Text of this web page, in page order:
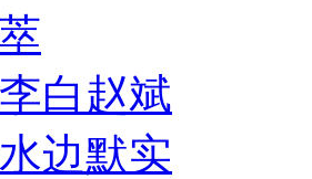
白赵斌
边默实